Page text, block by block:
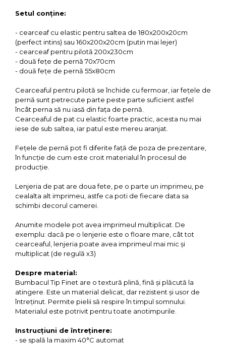
Setul conține:
- cearceaf cu elastic pentru saltea de 180x200x20cm
(perfect intins) sau 160x200x20cm (putin mai lejer)
- cearceaf pentru pilotă 200x230cm
- două fețe de pernă 70x70cm
- două fețe de pernă 55x80cm
Cearceaful pentru pilotă se închide cu fermoar, iar fețele de
pernă sunt petrecute parte peste parte suficient astfel
încât perna să nu iasă din fața de pernă.
Cearceaful de pat cu elastic foarte practic, acesta nu mai
iese de sub saltea, iar patul este mereu aranjat.
Fețele de pernă pot fi diferite față de poza de prezentare,
în funcție de cum este croit materialul în procesul de
producție.
Lenjeria de pat are doua fete, pe o parte un imprimeu, pe
cealalta alt imprimeu, astfe ca poti de fiecare data sa
schimbi decorul camerei.
Anumite modele pot avea imprimeul multiplicat. De
exemplu: dacă pe o lenjerie este o floare mare, cât tot
cearceaful, lenjeria poate avea imprimeul mai mic și
multiplicat (de regulă x3)
Despre material:
Bumbacul Tip Finet are o textură plină, fină și plăcută la
atingere. Este un material delicat, dar rezistent și usor de
întreținut. Permite pielii să respire în timpul somnului.
Materialul este potrivit pentru toate anotimpurile.
Instrucțiuni de întreținere:
- se spală la maxim 40°C automat